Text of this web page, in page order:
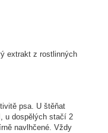
extrakt z rostlinných
psa. U štěňat
, u dospělých stačí 2
navlhčené. Vždy